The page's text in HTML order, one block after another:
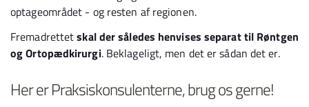
optageområdet - og resten af regionen.
Fremadrettetskal der således henvises separat til Røntgen
og Ortopædkirurgi. Beklageligt, men det er sådan det er.
Her er Praksiskonsulenterne, brug os gerne!